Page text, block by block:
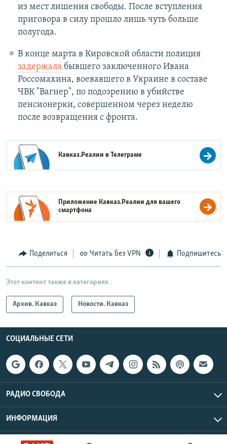
из мест лишения свободы. После вступления
приговора в силу прошло лишь чуть больше
полугода.
В конце марта в Кировской области полиция
задержала бывшего заключенного Ивана
Россомахина, воевавшего в Украине в составе
ЧВК "Вагнер", по подозрению в убийстве
пенсионерки, совершенном через неделю
после возвращения с фронта.
Кавказ.Реалии вТелеграме
Приложение Кавказ.Реалии для вашего
смартфона
Поделиться Читать без VPN Подпишитесь
Этот контент также в категориях
Архив. Кавказ Новости. Кавказ
СОЦИАЛЬНЫЕ СЕТИ
РАДИО СВОБОДА
ИНФОРМАЦИЯ